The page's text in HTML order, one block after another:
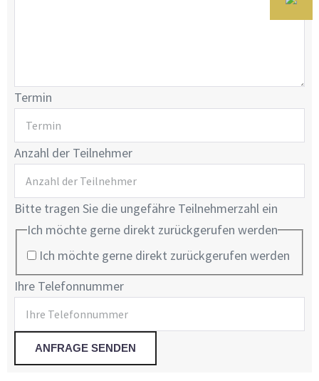
Termin
Anzahl der Teilnehmer
Bitte tragen Sie die ungefähre Teilnehmerzahl ein
Ich möchte gerne direkt zurückgerufen werden
Ich möchte gerne direkt zurückgerufen werden
Ihre Telefonnummer